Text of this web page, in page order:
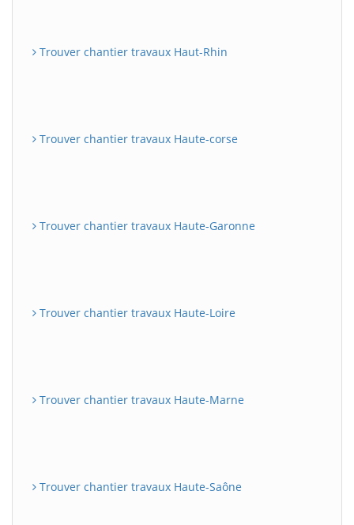
Trouver chantier travaux Haut-Rhin
Trouver chantier travaux Haute-corse
Trouver chantier travaux Haute-Garonne
Trouver chantier travaux Haute-Loire
Trouver chantier travaux Haute-Marne
Trouver chantier travaux Haute-Saône